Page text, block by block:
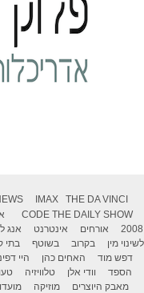
IMAX
THE DA VINCI
CODE THE DAILY SHOW
2008
אורחים אינטרנט אנג
לשינוי מין
בקרוב בשוטף בתי
דפש מוד
האחים כהן היי
הספד
וודי אלן טלוויזיה
מאבק היוצרים
מוזיקה